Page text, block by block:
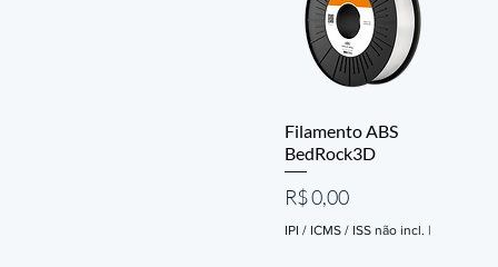
Filamento ABS
BedRock3D
Preço
R$ 0,00
IPI / ICMS / ISS não incl. |